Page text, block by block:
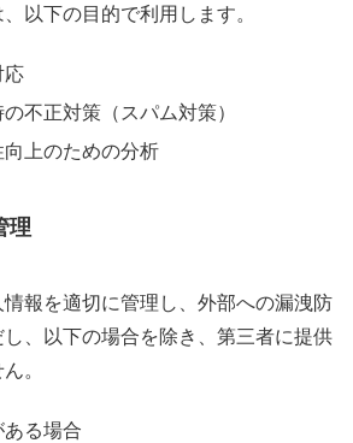
以下の目的で利用します。
応
不正対策（スパム対策）
上のための分析
理
報を適切に管理し、外部への漏洩防
、以下の場合を除き、第三者に提供
。
る場合